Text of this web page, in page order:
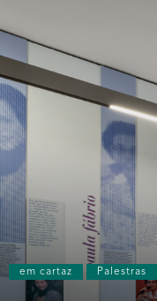
em cartaz Palestras